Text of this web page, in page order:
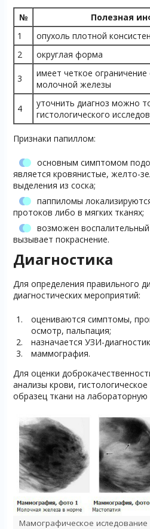
№
Полезная
1
опухоль плотной
2
округлая форма
3
имеет четкое
молочной железы
4
уточнить диагноз можно
гистологического
Признаки папиллом:
основным симптомом
является кровянистые, желто-
выделения из соска;
паппиломы
протоков либо в мягких тканях;
возможен
вызывает покраснение.
Диагностика
Для определения правильного
диагностических мероприятий:
оцениваются симптомы,
осмотр, пальпация;
назначается УЗИ-
маммография.
Для оценки
анализы крови,
образец ткани на лабораторную
Мамографическое иследование